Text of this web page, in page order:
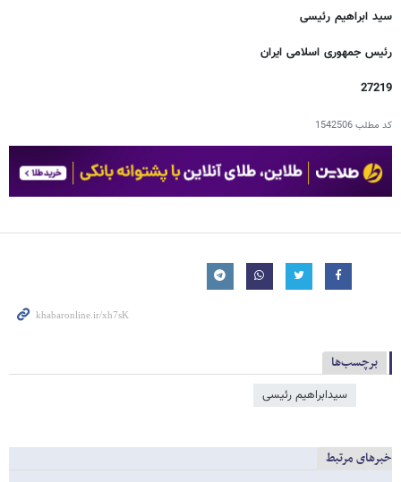
سید ابراهیم رئیسی
رئیس جمهوری اسلامی ایران
27219
کد مطلب1542506
برچسب‌ها
سیدابراهیم رئیسی
خبرهای مرتبط